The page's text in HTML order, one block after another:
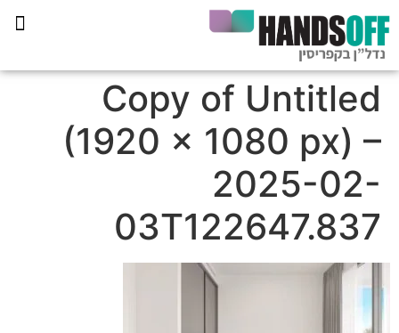
Copy of Untitled
(1920 × 1080 px) –
2025-02-
03T122647.837